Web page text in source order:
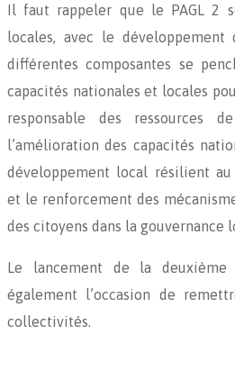
Il faut rappeler que le PAGL 2
locales, avec le développement
différentes composantes se
capacités nationales et locales
responsable des ressources
l’amélioration des capacités
développement local résilient
et le renforcement des
des citoyens dans la gouvernance
Le lancement de la
également l’occasion de
collectivités.